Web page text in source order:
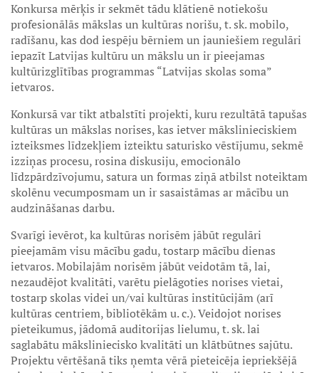
Konkursa mērķis ir sekmēt tādu klātienē notiekošu
profesionālās mākslas un kultūras norišu, t. sk. mobilo,
radīšanu, kas dod iespēju bērniem un jauniešiem regulāri
iepazīt Latvijas kultūru un mākslu un ir pieejamas
kultūrizglītības programmas “Latvijas skolas soma”
ietvaros.
Konkursā var tikt atbalstīti projekti, kuru rezultātā tapušas
kultūras un mākslas norises, kas ietver mākslinieciskiem
izteiksmes līdzekļiem izteiktu saturisko vēstījumu, sekmē
izziņas procesu, rosina diskusiju, emocionālo
līdzpārdzīvojumu, satura un formas ziņā atbilst noteiktam
skolēnu vecumposmam un ir sasaistāmas ar mācību un
audzināšanas darbu.
Svarīgi ievērot, ka kultūras norisēm jābūt regulāri
pieejamām visu mācību gadu, tostarp mācību dienas
ietvaros. Mobilajām norisēm jābūt veidotām tā, lai,
nezaudējot kvalitāti, varētu pielāgoties norises vietai,
tostarp skolas videi un/vai kultūras institūcijām (arī
kultūras centriem, bibliotēkām u. c.). Veidojot norises
pieteikumus, jādomā auditorijas lielumu, t. sk. lai
saglabātu māksliniecisko kvalitāti un klātbūtnes sajūtu.
Projektu vērtēšanā tiks ņemta vērā pieteicēja iepriekšējā